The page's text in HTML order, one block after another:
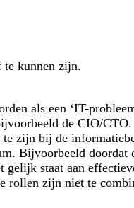
te kunnen zijn.
als een ‘IT-
de CIO/CTO.
zijn bij de
Bijvoorbeeld
gelijk staat aan
rollen zijn niet te